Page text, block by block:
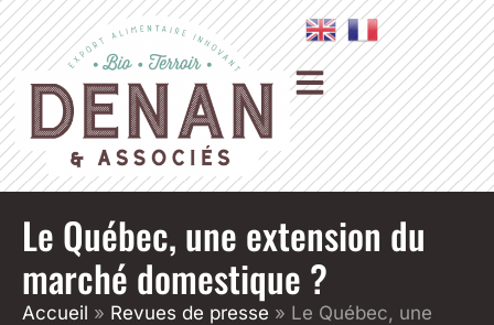
Le Québec, une extension du
marché domestique ?
Accueil » Revues de presse » Le Québec, une